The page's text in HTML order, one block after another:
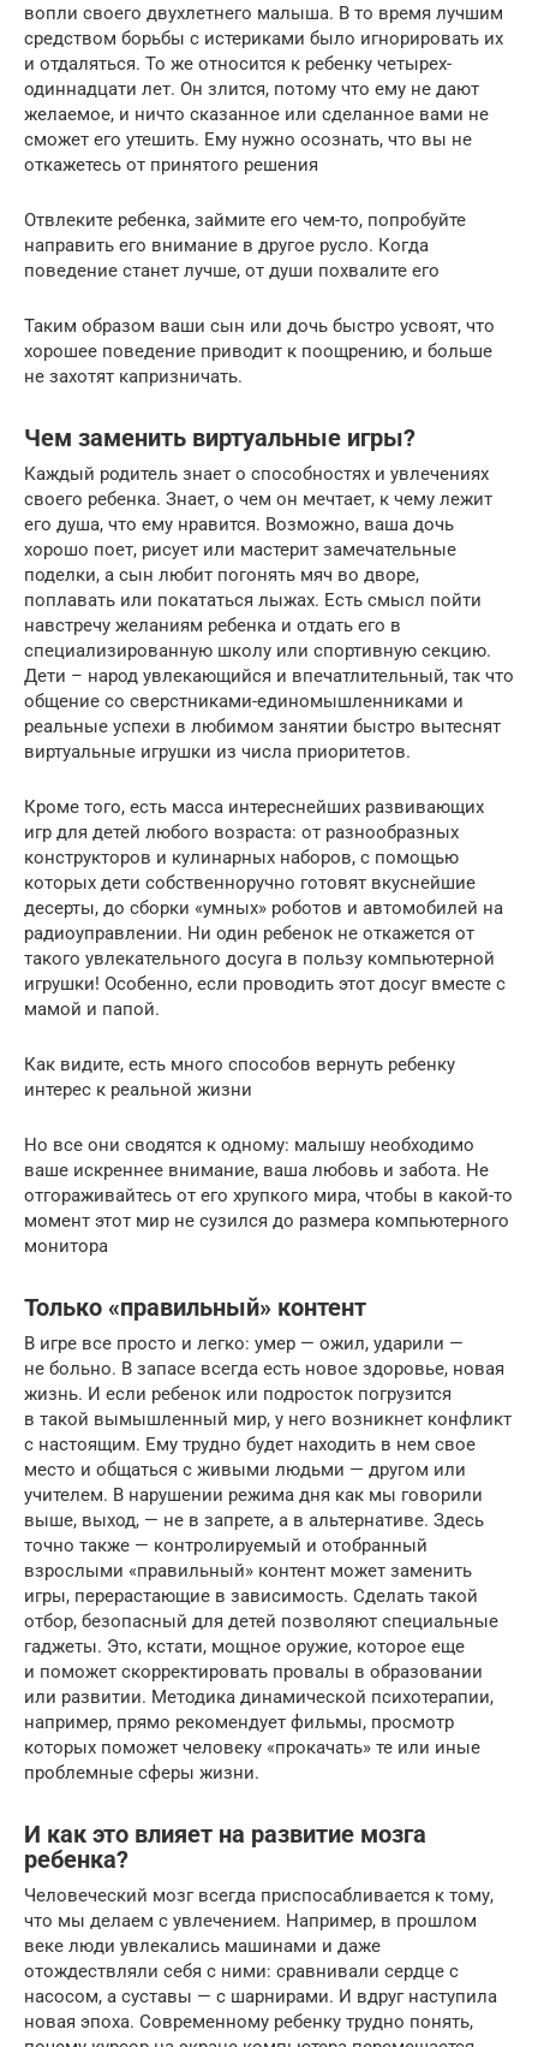
вопли своего двухлетнего малыша. В то время лучшим
средством борьбы с истериками было игнорировать их
и отдаляться. То же относится к ребенку четырех-
одиннадцати лет. Он злится, потому что ему не дают
желаемое, и ничто сказанное или сделанное вами не
сможет его утешить. Ему нужно осознать, что вы не
откажетесь от принятого решения
Отвлеките ребенка, займите его чем-то, попробуйте
направить его внимание в другое русло. Когда
поведение станет лучше, от души похвалите его
Таким образом ваши сын или дочь быстро усвоят, что
хорошее поведение приводит к поощрению, и больше
не захотят капризничать.
Чем заменить виртуальные игры?
Каждый родитель знает о способностях и увлечениях
своего ребенка. Знает, о чем он мечтает, к чему лежит
его душа, что ему нравится. Возможно, ваша дочь
хорошо поет, рисует или мастерит замечательные
поделки, а сын любит погонять мяч во дворе,
поплавать или покататься лыжах. Есть смысл пойти
навстречу желаниям ребенка и отдать его в
специализированную школу или спортивную секцию.
Дети – народ увлекающийся и впечатлительный, так что
общение со сверстниками-единомышленниками и
реальные успехи в любимом занятии быстро вытеснят
виртуальные игрушки из числа приоритетов.
Кроме того, есть масса интереснейших развивающих
игр для детей любого возраста: от разнообразных
конструкторов и кулинарных наборов, с помощью
которых дети собственноручно готовят вкуснейшие
десерты, до сборки «умных» роботов и автомобилей на
радиоуправлении. Ни один ребенок не откажется от
такого увлекательного досуга в пользу компьютерной
игрушки! Особенно, если проводить этот досуг вместе с
мамой и папой.
Как видите, есть много способов вернуть ребенку
интерес к реальной жизни
Но все они сводятся к одному: малышу необходимо
ваше искреннее внимание, ваша любовь и забота. Не
отгораживайтесь от его хрупкого мира, чтобы в какой-то
момент этот мир не сузился до размера компьютерного
монитора
Только «правильный» контент
В игре все просто и легко: умер — ожил, ударили —
не больно. В запасе всегда есть новое здоровье, новая
жизнь. И если ребенок или подросток погрузится
в такой вымышленный мир, у него возникнет конфликт
с настоящим. Ему трудно будет находить в нем свое
место и общаться с живыми людьми — другом или
учителем. В нарушении режима дня как мы говорили
выше, выход, — не в запрете, а в альтернативе. Здесь
точно также — контролируемый и отобранный
взрослыми «правильный» контент может заменить
игры, перерастающие в зависимость. Сделать такой
отбор, безопасный для детей позволяют специальные
гаджеты. Это, кстати, мощное оружие, которое еще
и поможет скорректировать провалы в образовании
или развитии. Методика динамической психотерапии,
например, прямо рекомендует фильмы, просмотр
которых поможет человеку «прокачать» те или иные
проблемные сферы жизни.
И как это влияет на развитие мозга
ребенка?
Человеческий мозг всегда приспосабливается к тому,
что мы делаем с увлечением. Например, в прошлом
веке люди увлекались машинами и даже
отождествляли себя с ними: сравнивали сердце с
насосом, а суставы — с шарнирами. И вдруг наступила
новая эпоха. Современному ребенку трудно понять,